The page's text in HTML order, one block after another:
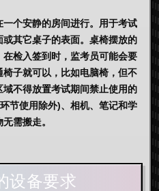
个安静的房间进行。用于考试
其它桌子的表面。桌椅摆放的
检入签到时，监考员可能会要
子就可以，比如电脑椅，但不
不得放置考试期间禁止使用的
节使用除外)、相机、笔记和学
需搬走。
设备要求